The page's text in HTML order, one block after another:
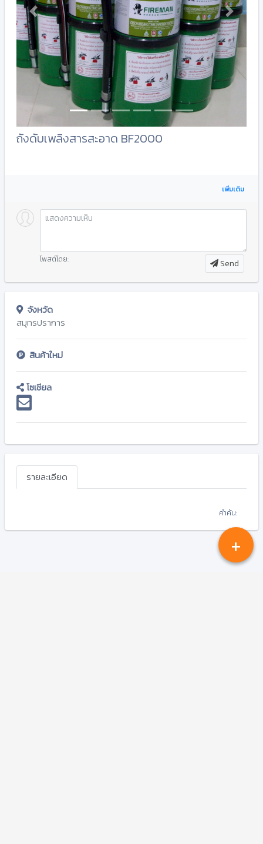
Previous Next
ถังดับเพลิงสารสะอาด BF2000
เพิ่มเติม
โพสต์โดย: Send
จังหวัด
สมุทรปราการ
สินค้าใหม่
โซเชียล
รายละเอียด
คำค้น:
+